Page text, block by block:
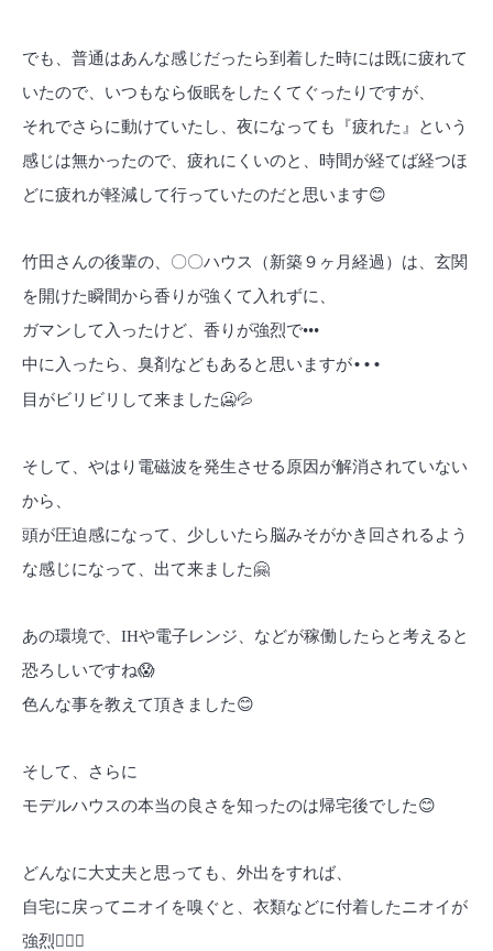
でも、普通はあんな感じだったら到着した時には既に疲れて
いたので、いつもなら仮眠をしたくてぐったりですが、
それでさらに動けていたし、夜になっても『疲れた』という
感じは無かったので、疲れにくいのと、時間が経てば経つほ
どに疲れが軽減して行っていたのだと思います😊
竹田さんの後輩の、〇〇ハウス（新築９ヶ月経過）は、玄関
を開けた瞬間から香りが強くて入れずに、
ガマンして入ったけど、香りが強烈で•••
中に入ったら、臭剤などもあると思いますが•••
目がビリビリして来ました🥶💦
そして、やはり電磁波を発生させる原因が解消されていない
から、
頭が圧迫感になって、少しいたら脳みそがかき回されるよう
な感じになって、出て来ました🤗
あの環境で、IHや電子レンジ、などが稼働したらと考えると
恐ろしいですね😱
色んな事を教えて頂きました😊
そして、さらに
モデルハウスの本当の良さを知ったのは帰宅後でした😊
どんなに大丈夫と思っても、外出をすれば、
自宅に戻ってニオイを嗅ぐと、衣類などに付着したニオイが
強烈😵‍💫💦